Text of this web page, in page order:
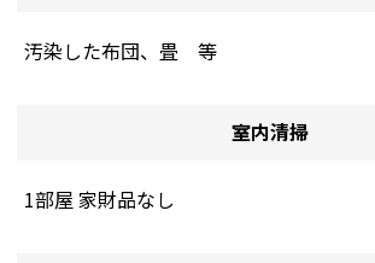
汚染した布団、畳 等
室内清掃
1部屋 家財品なし